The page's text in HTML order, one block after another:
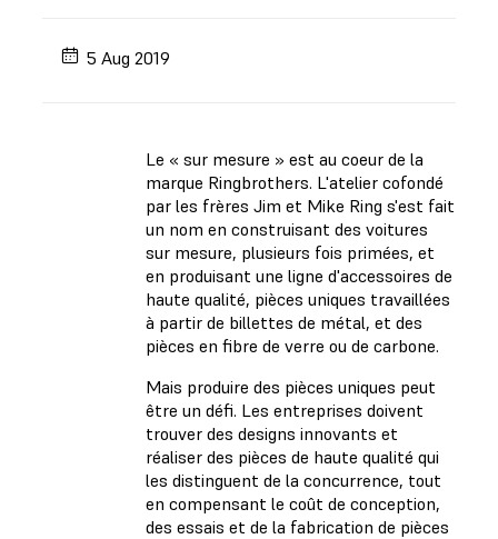
5 Aug 2019
Le « sur mesure » est au coeur de la
marque Ringbrothers. L'atelier cofondé
par les frères Jim et Mike Ring s'est fait
un nom en construisant des voitures
sur mesure, plusieurs fois primées, et
en produisant une ligne d'accessoires de
haute qualité, pièces uniques travaillées
à partir de billettes de métal, et des
pièces en fibre de verre ou de carbone.
Mais produire des pièces uniques peut
être un défi. Les entreprises doivent
trouver des designs innovants et
réaliser des pièces de haute qualité qui
les distinguent de la concurrence, tout
en compensant le coût de conception,
des essais et de la fabrication de pièces